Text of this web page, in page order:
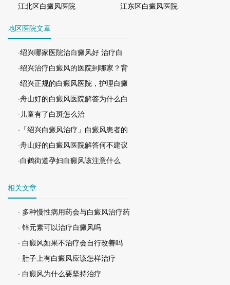
江北区白癜风医院
江东区白癜风医院
地区医院文章
·绍兴哪家医院治白癜风好 治疗白
·绍兴治疗白癜风的医院到哪家？背
·绍兴正规的白癜风医院，护理白癜
·舟山好的白癜风医院解答为什么白
·儿童有了白斑怎么治
·「绍兴白癜风治疗」白癜风患者的
·舟山好的白癜风医院解答何不建议
·白鹤街道孕妇白癜风该注意什么
相关文章
· 多种慢性病用药会与白癜风治疗药
· 锌元素可以治疗白癜风吗
· 白癜风如果不治疗会自行改善吗
· 肚子上有白癜风应该怎样治疗
· 白癜风为什么要坚持治疗